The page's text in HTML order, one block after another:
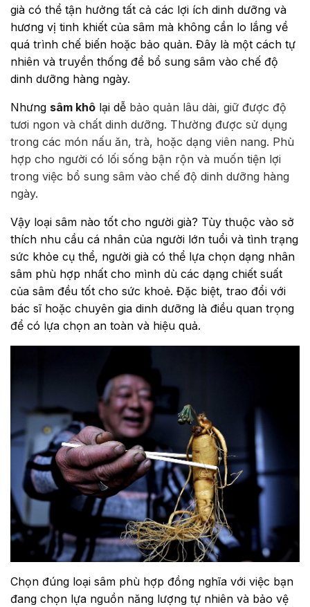
già có thể tận hưởng tất cả các lợi ích dinh dưỡng và
hương vị tinh khiết của sâm mà không cần lo lắng về
quá trình chế biến hoặc bảo quản. Đây là một cách tự
nhiên và truyền thống để bổ sung sâm vào chế độ
dinh dưỡng hàng ngày.
Nhưng sâm khô lại dễ bảo quản lâu dài, giữ được độ
tươi ngon và chất dinh dưỡng. Thường được sử dụng
trong các món nấu ăn, trà, hoặc dạng viên nang. Phù
hợp cho người có lối sống bận rộn và muốn tiện lợi
trong việc bổ sung sâm vào chế độ dinh dưỡng hàng
ngày.
Vậy loại sâm nào tốt cho người già? Tùy thuộc vào sở
thích nhu cầu cá nhân của người lớn tuổi và tình trạng
sức khỏe cụ thể, người già có thể lựa chọn dạng nhân
sâm phù hợp nhất cho mình dù các dạng chiết suất
của sâm đều tốt cho sức khoẻ. Đặc biệt, trao đổi với
bác sĩ hoặc chuyên gia dinh dưỡng là điều quan trọng
để có lựa chọn an toàn và hiệu quả.
Chọn đúng loại sâm phù hợp đồng nghĩa với việc bạn
đang chọn lựa nguồn năng lượng tự nhiên và bảo vệ